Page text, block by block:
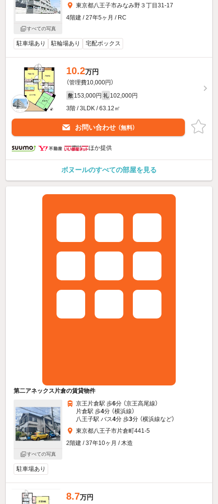
すべての写真
東京都八王子市みなみ野３丁目31-17
4階建 / 27年5ヶ月 / RC
駐車場あり 駐輪場あり 宅配ボックス
10.2万円
（管理費10,000円）
敷 153,000円 礼 102,000円
3階 / 3LDK / 63.12㎡
お問い合わせ （無料）
ほか提供
ボヌールのすべての部屋を見る
第二アネックス片倉の賃貸物件
すべての写真
京王片倉駅 歩6分 （京王高尾線）
片倉駅 歩4分 （横浜線）
八王子駅 バス4分 歩3分 （横浜線など）
東京都八王子市片倉町441-5
2階建 / 37年10ヶ月 / 木造
駐車場あり
8.7万円